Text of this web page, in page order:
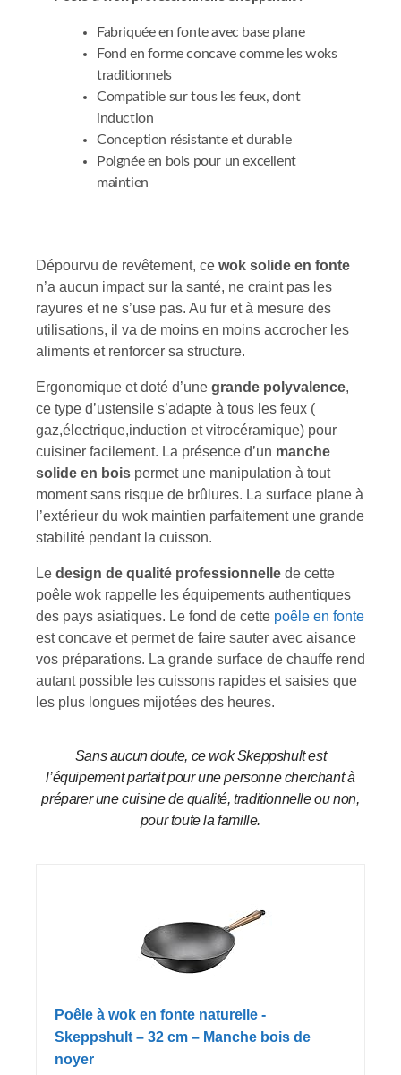
Fabriquée en fonte avec base plane
Fond en forme concave comme les woks
traditionnels
Compatible sur tous les feux, dont
induction
Conception résistante et durable
Poignée en bois pour un excellent
maintien
Dépourvu de revêtement, ce wok solide en fonte
n’a aucun impact sur la santé, ne craint pas les
rayures et ne s’use pas. Au fur et à mesure des
utilisations, il va de moins en moins accrocher les
aliments et renforcer sa structure.
Ergonomique et doté d’une grande polyvalence,
ce type d’ustensile s’adapte à tous les feux (
gaz,électrique,induction et vitrocéramique) pour
cuisiner facilement. La présence d’un manche
solide en bois permet une manipulation à tout
moment sans risque de brûlures. La surface plane à
l’extérieur du wok maintien parfaitement une grande
stabilité pendant la cuisson.
Le design de qualité professionnelle de cette
poêle wok rappelle les équipements authentiques
des pays asiatiques. Le fond de cette poêle en fonte
est concave et permet de faire sauter avec aisance
vos préparations. La grande surface de chauffe rend
autant possible les cuissons rapides et saisies que
les plus longues mijotées des heures.
Sans aucun doute, ce wok Skeppshult est
l’équipement parfait pour une personne cherchant à
préparer une cuisine de qualité, traditionnelle ou non,
pour toute la famille.
Poêle à wok en fonte naturelle -
Skeppshult – 32 cm – Manche bois de
noyer